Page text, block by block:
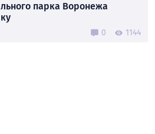
парка Воронежа
0 1144